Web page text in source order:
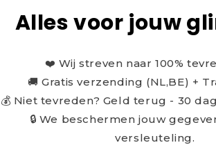
Alles voor jouw
❤️ Wij streven naar 100%
🚚 Gratis verzending (NL,BE) +
💰 Niet tevreden? Geld terug - 30
🔒 We beschermen jouw
versleuteling.